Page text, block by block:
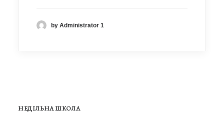
by Administrator 1
НЕДІЛЬНА ШКОЛА